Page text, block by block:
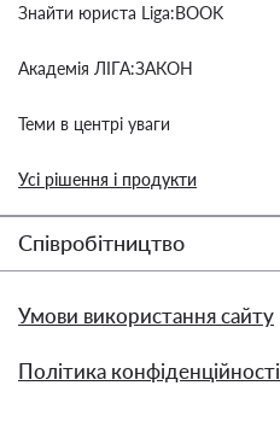
Знайти юриста Liga:BOOK
Академія ЛІГА:ЗАКОН
Теми в центрі уваги
Усі рішення і продукти
Співробітництво
Умови використання сайту
Політика конфіденційності